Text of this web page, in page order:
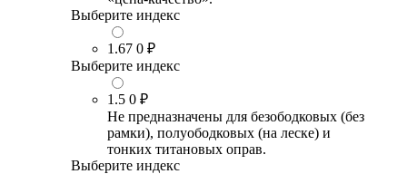
Выберите индекс
1.67 0 ₽
Выберите индекс
1.5 0 ₽
Не предназначены для безободковых (без
рамки), полуободковых (на леске) и
тонких титановых оправ.
Выберите индекс